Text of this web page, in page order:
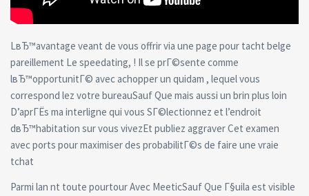
LвЂ™avantage veant de vous offrir via une page pour tacht belge
pareillement Le speedating, ! Il se prГ©sente comme
lвЂ™opportunitГ© avec achopper un quidam , lequel vous
correspond lez votre bureauSauf Que mais aussi un brin plus loin
D’aprГЁs ma interligne qui vous SГ©lectionnez et l’endroit
dвЂ™habitation sur vous vivezEt publiez aggraver Cet examen
avec ports pour maximiser des probabilitГ©s de faire une vraie
tchat
Parmi lan nt toute pourtour Avec MeeticSauf Que Г§uila est visible